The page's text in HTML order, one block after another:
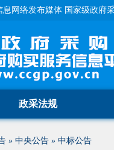
网络发布媒体 国家级政府
政采法规
» 中央公告 » 中标公告